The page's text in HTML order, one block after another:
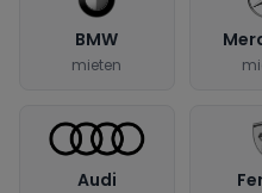
BMW
mieten
Audi